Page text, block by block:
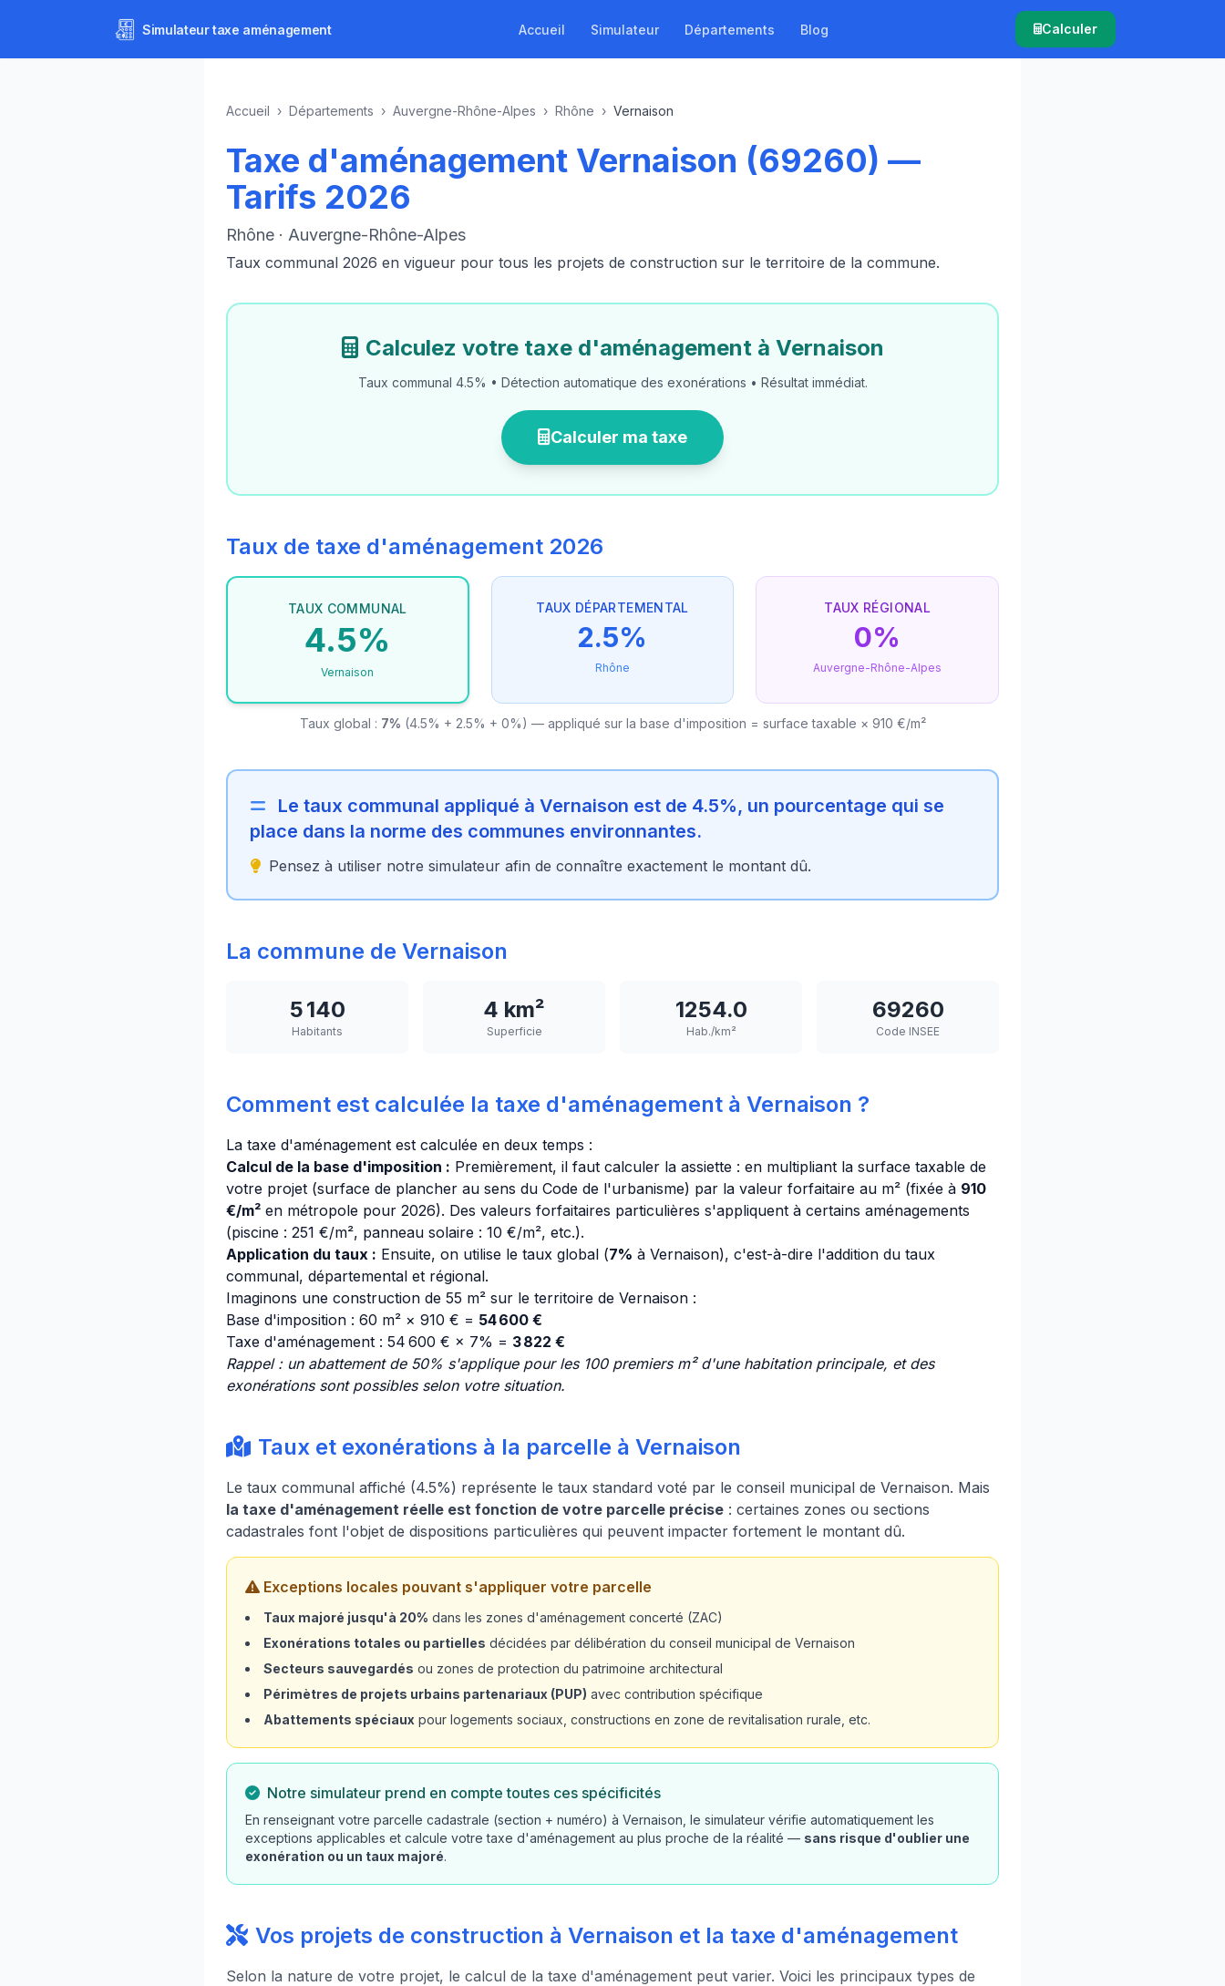
Simulateurtaxe aménagement Accueil Simulateur Départements Blog Calculer
Accueil › Départements › Auvergne-Rhône-Alpes › Rhône › Vernaison
Taxe d'aménagement Vernaison (69260) —
Tarifs 2026
Rhône · Auvergne-Rhône-Alpes
Taux communal 2026 en vigueur pour tous les projets de construction sur le territoire de la commune.
Calculez votre taxe d'aménagement à Vernaison
Taux communal 4.5% • Détection automatique des exonérations • Résultat immédiat.
Calculer ma taxe
Taux de taxe d'aménagement 2026
TAUX COMMUNAL
4.5%
Vernaison
TAUX DÉPARTEMENTAL
2.5%
Rhône
TAUX RÉGIONAL
0%
Auvergne-Rhône-Alpes
Taux global : 7% (4.5% + 2.5% + 0%) — appliqué sur la base d'imposition = surface taxable × 910 €/m²
Le taux communal appliqué à Vernaison est de 4.5%, un pourcentage qui se
place dans la norme des communes environnantes.
Pensez à utiliser notre simulateur afin de connaître exactement le montant dû.
La commune de Vernaison
5 140
Habitants
4 km²
Superficie
1254.0
Hab./km²
69260
Code INSEE
Comment est calculée la taxe d'aménagement à Vernaison ?
La taxe d'aménagement est calculée en deux temps :
Calcul de la base d'imposition : Premièrement, il faut calculer la assiette : en multipliant la surface taxable de
votre projet (surface de plancher au sens du Code de l'urbanisme) par la valeur forfaitaire au m² (fixée à 910
€/m² en métropole pour 2026). Des valeurs forfaitaires particulières s'appliquent à certains aménagements
(piscine : 251 €/m², panneau solaire : 10 €/m², etc.).
Application du taux : Ensuite, on utilise le taux global (7% à Vernaison), c'est-à-dire l'addition du taux
communal, départemental et régional.
Imaginons une construction de 55 m² sur le territoire de Vernaison :
Base d'imposition : 60 m² × 910 € = 54 600 €
Taxe d'aménagement : 54 600 € × 7% = 3 822 €
Rappel : un abattement de 50% s'applique pour les 100 premiers m² d'une habitation principale, et des
exonérations sont possibles selon votre situation.
Taux et exonérations à la parcelle à Vernaison
Le taux communal affiché (4.5%) représente le taux standard voté par le conseil municipal de Vernaison. Mais
la taxe d'aménagement réelle est fonction de votre parcelle précise : certaines zones ou sections
cadastrales font l'objet de dispositions particulières qui peuvent impacter fortement le montant dû.
Exceptions locales pouvant s'appliquer votre parcelle
Taux majoré jusqu'à 20% dans les zones d'aménagement concerté (ZAC)
Exonérations totales ou partielles décidées par délibération du conseil municipal de Vernaison
Secteurs sauvegardés ou zones de protection du patrimoine architectural
Périmètres de projets urbains partenariaux (PUP) avec contribution spécifique
Abattements spéciaux pour logements sociaux, constructions en zone de revitalisation rurale, etc.
Notre simulateur prend en compte toutes ces spécificités
En renseignant votre parcelle cadastrale (section + numéro) à Vernaison, le simulateur vérifie automatiquement les
exceptions applicables et calcule votre taxe d'aménagement au plus proche de la réalité — sans risque d'oublier une
exonération ou un taux majoré.
Vos projets de construction à Vernaison et la taxe d'aménagement
Selon la nature de votre projet, le calcul de la taxe d'aménagement peut varier. Voici les principaux types de